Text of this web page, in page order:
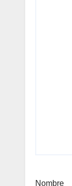
Nombre